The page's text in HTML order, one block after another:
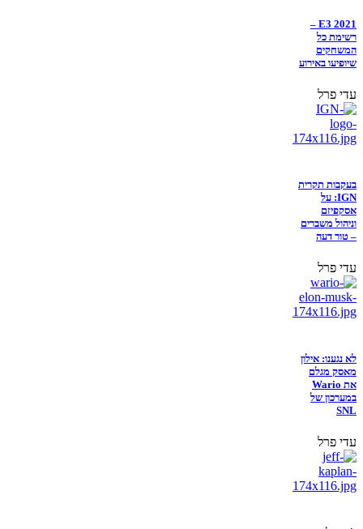
E3 2021 –
רשימת כל
המשחקים
שיופיעו באירוע
עדי פרל
בעקבות תקרית
IGN: על
אסקפיזם
וניהול משברים
– טור דעה
עדי פרל
לא נגענו: אילון
מאסק מגלם
את Wario
במערכון של
SNL
עדי פרל